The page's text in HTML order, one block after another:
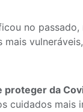
no
proteger da
cuidados mais